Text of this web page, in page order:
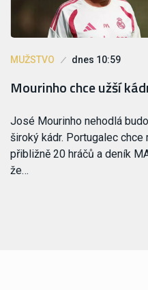
MUŽSTVO dnes 10:59
Mourinho chce užší
José Mourinho nehodlá
široký kádr. Portugalec
přibližně 20 hráčů a deník
že…